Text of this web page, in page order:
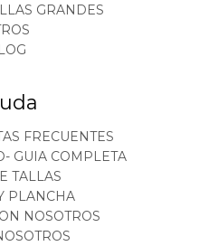
GRANDES
FRECUENTES
GUIA COMPLETA
TALLAS
PLANCHA
NOSOTROS